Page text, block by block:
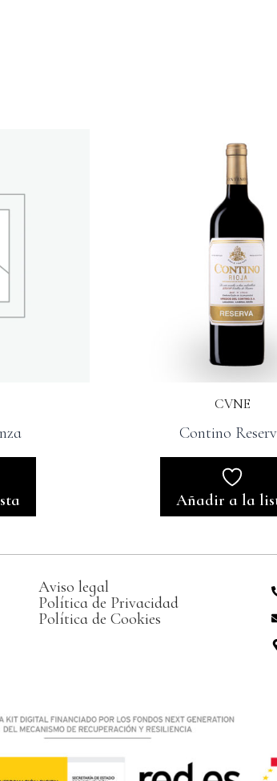
CVNE
Contino
Añadir a la
Aviso legal
Política de Privacidad
Política de Cookies